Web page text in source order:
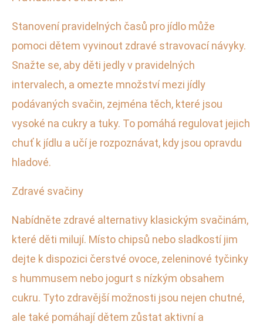
Stanovení pravidelných časů pro jídlo může
pomoci dětem vyvinout zdravé stravovací návyky.
Snažte se, aby děti jedly v pravidelných
intervalech, a omezte množství mezi jídly
podávaných svačin, zejména těch, které jsou
vysoké na cukry a tuky. To pomáhá regulovat jejich
chuť k jídlu a učí je rozpoznávat, kdy jsou opravdu
hladové.
Zdravé svačiny
Nabídněte zdravé alternativy klasickým svačinám,
které děti milují. Místo chipsů nebo sladkostí jim
dejte k dispozici čerstvé ovoce, zeleninové tyčinky
s hummusem nebo jogurt s nízkým obsahem
cukru. Tyto zdravější možnosti jsou nejen chutné,
ale také pomáhají dětem zůstat aktivní a